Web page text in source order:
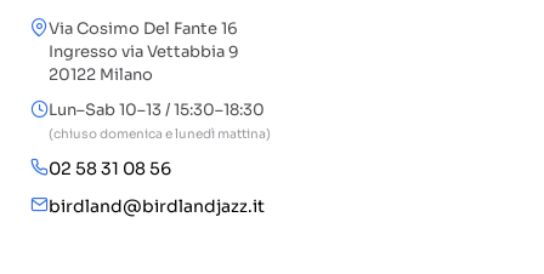
Via Cosimo Del Fante 16
Ingresso via Vettabbia 9
20122 Milano
Lun–Sab 10–13 / 15:30–18:30
(chiuso domenica e lunedì mattina)
02 58 31 08 56
birdland@birdlandjazz.it